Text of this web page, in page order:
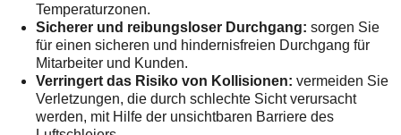
Temperaturzonen.
Sicherer und reibungsloser Durchgang: sorgen Sie
für einen sicheren und hindernisfreien Durchgang für
Mitarbeiter und Kunden.
Verringert das Risiko von Kollisionen: vermeiden Sie
Verletzungen, die durch schlechte Sicht verursacht
werden, mit Hilfe der unsichtbaren Barriere des